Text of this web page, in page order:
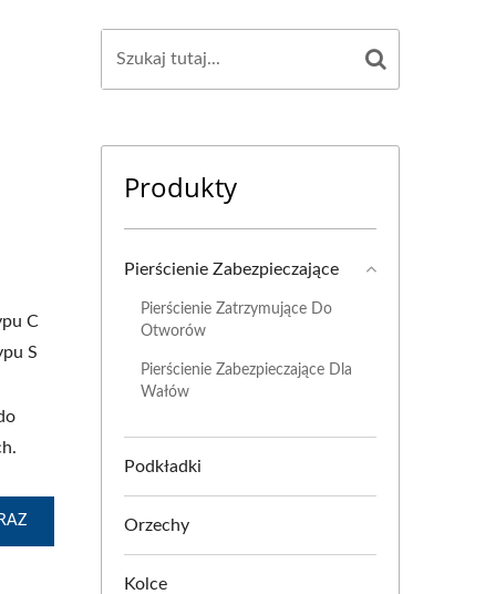
C
S
Produkty
Pierścienie Zabezpieczające
Pierścienie Zatrzymujące Do
Otworów
Pierścienie Zabezpieczające Dla
Wałów
Podkładki
Orzechy
Kolce